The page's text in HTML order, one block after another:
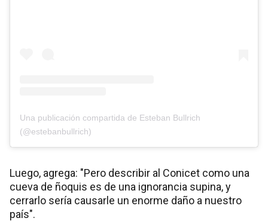
Una publicación compartida de Esteban Bullrich
(@estebanbullrich)
Luego, agrega: "Pero describir al Conicet como una
cueva de ñoquis es de una ignorancia supina, y
cerrarlo sería causarle un enorme daño a nuestro
país".